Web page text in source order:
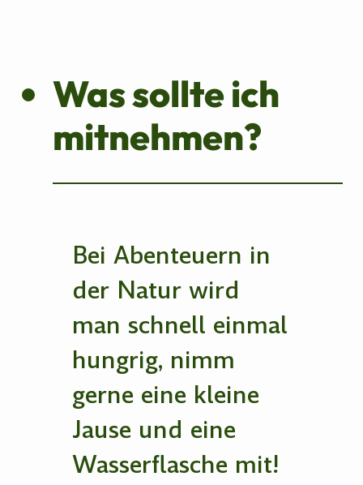
Was sollte ich
mitnehmen?
Bei Abenteuern in
der Natur wird
man schnell einmal
hungrig, nimm
gerne eine kleine
Jause und eine
Wasserflasche mit!